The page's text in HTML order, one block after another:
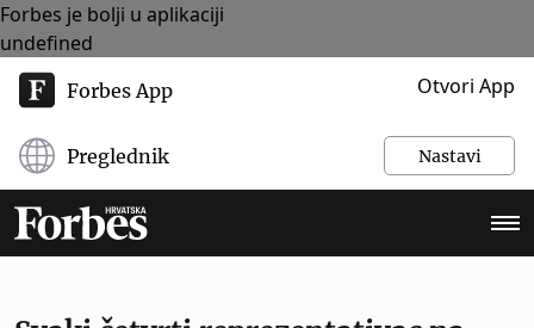
Forbes je bolji u aplikaciji
undefined
Forbes App Otvori App
Preglednik Nastavi